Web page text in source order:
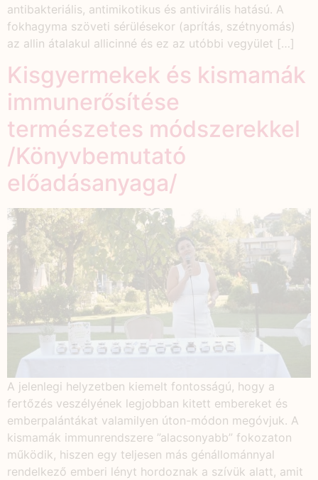
antibakteriális, antimikotikus és antivirális hatású. A
fokhagyma szöveti sérülésekor (aprítás, szétnyomás)
az allin átalakul allicinné és ez az utóbbi vegyület […]
Kisgyermekek és kismamák
immunerősítése
természetes módszerekkel
/Könyvbemutató
előadásanyaga/
A jelenlegi helyzetben kiemelt fontosságú, hogy a
fertőzés veszélyének legjobban kitett embereket és
emberpalántákat valamilyen úton-módon megóvjuk. A
kismamák immunrendszere ”alacsonyabb” fokozaton
működik, hiszen egy teljesen más génállománnyal
rendelkező emberi lényt hordoznak a szívük alatt, amit